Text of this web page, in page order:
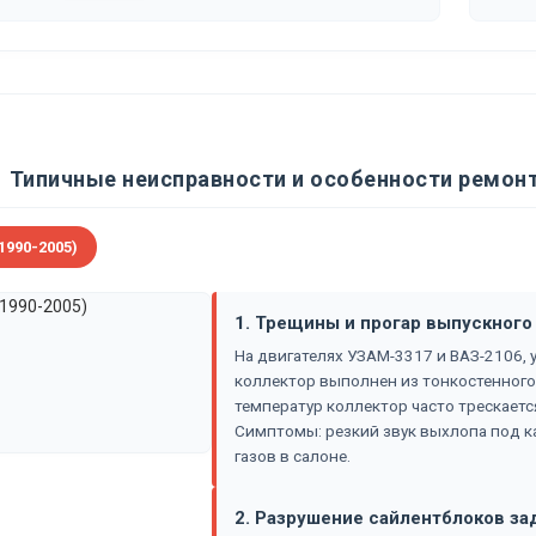
Типичные неисправности и особенности
2005)
1. Трещины и прогар выпускного
На двигателях УЗАМ-3317 и ВАЗ-
коллектор выполнен из
температур коллектор часто
Симптомы: резкий звук выхлопа под
газов в салоне.
2. Разрушение сайлентблоков